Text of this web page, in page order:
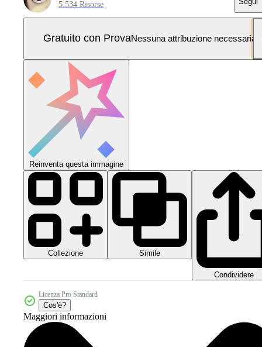
5.534 Risorse
Gratuito con ProvaNessuna attribuzione necessaria
Reinventa questa immagine
Collezione Simile
Condividere
Licenza Pro Standard
Cos'è?
Maggiori informazioni